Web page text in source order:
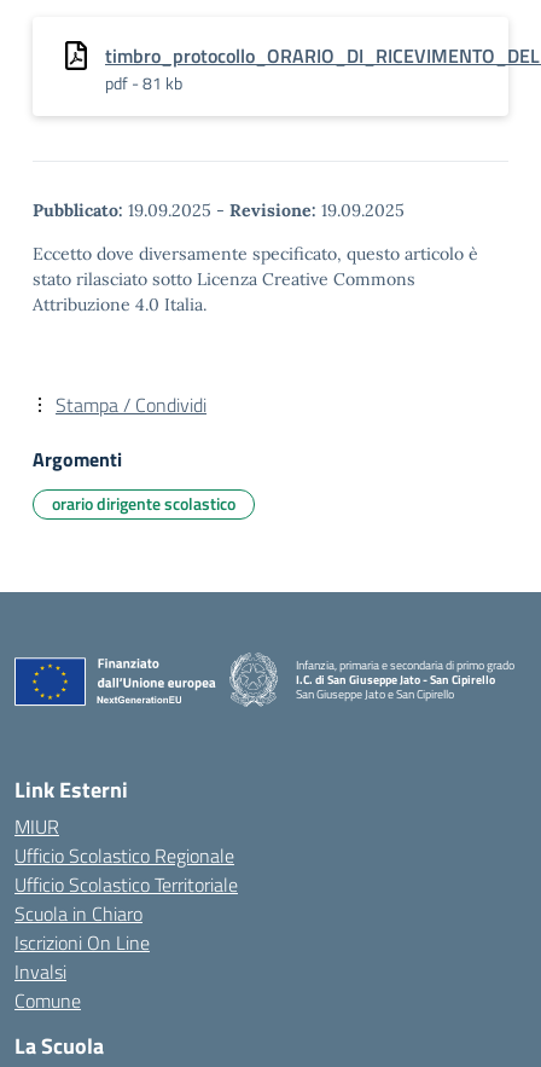
pdf - 81 kb
Pubblicato: 19.09.2025 - Revisione: 19.09.2025
Eccetto dove diversamente specificato, questo articolo è
stato rilasciato sotto Licenza Creative Commons
Attribuzione 4.0 Italia.
Stampa / Condividi
Argomenti
orario dirigente scolastico
Infanzia, primaria e secondaria di primo grado
I.C. di San Giuseppe Jato - San Cipirello
San Giuseppe Jato e San Cipirello
Link Esterni
MIUR
Ufficio Scolastico Regionale
Ufficio Scolastico Territoriale
Scuola in Chiaro
Iscrizioni On Line
Invalsi
Comune
La Scuola